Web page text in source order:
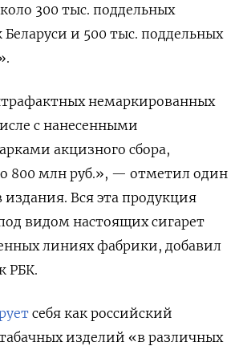
300 тыс. поддельных
и 500 тыс. поддельных
немаркированных
с нанесенными
акцизного сбора,
800 млн руб.», — отметил один
издания. Вся эта продукция
видом настоящих сигарет
линиях фабрики, добавил
РБК.
себя как российский
изделий «в различных